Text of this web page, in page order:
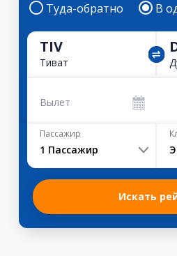
Туда-обратно В
TIV
Тиват
Вылет
Пассажир
1 Пассажир
Искать